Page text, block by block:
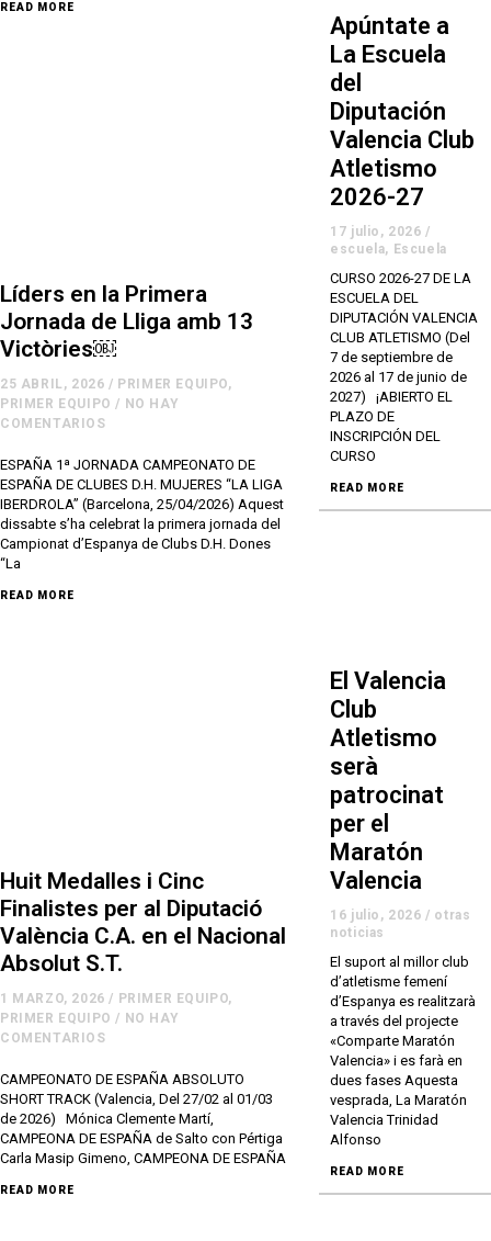
READ MORE
Líders en la Primera
Jornada de Lliga amb 13
Victòries￼
25 ABRIL, 2026 / PRIMER EQUIPO,
PRIMER EQUIPO / NO HAY
COMENTARIOS
ESPAÑA 1ª JORNADA CAMPEONATO DE
ESPAÑA DE CLUBES D.H. MUJERES “LA LIGA
IBERDROLA” (Barcelona, 25/04/2026) Aquest
dissabte s’ha celebrat la primera jornada del
Campionat d’Espanya de Clubs D.H. Dones
“La
READ MORE
Huit Medalles i Cinc
Finalistes per al Diputació
València C.A. en el Nacional
Absolut S.T.
1 MARZO, 2026 / PRIMER EQUIPO,
PRIMER EQUIPO / NO HAY
COMENTARIOS
CAMPEONATO DE ESPAÑA ABSOLUTO
SHORT TRACK (Valencia, Del 27/02 al 01/03
de 2026) Mónica Clemente Martí,
CAMPEONA DE ESPAÑA de Salto con Pértiga
Carla Masip Gimeno, CAMPEONA DE ESPAÑA
READ MORE
Apúntate a
La Escuela
del
Diputación
Valencia Club
Atletismo
2026-27
17 julio, 2026 /
escuela, Escuela
CURSO 2026-27 DE LA
ESCUELA DEL
DIPUTACIÓN VALENCIA
CLUB ATLETISMO (Del
7 de septiembre de
2026 al 17 de junio de
2027) ¡ABIERTO EL
PLAZO DE
INSCRIPCIÓN DEL
CURSO
READ MORE
El Valencia
Club
Atletismo
serà
patrocinat
per el
Maratón
Valencia
16 julio, 2026 / otras
noticias
El suport al millor club
d’atletisme femení
d’Espanya es realitzarà
a través del projecte
«Comparte Maratón
Valencia» i es farà en
dues fases Aquesta
vesprada, La Maratón
Valencia Trinidad
Alfonso
READ MORE